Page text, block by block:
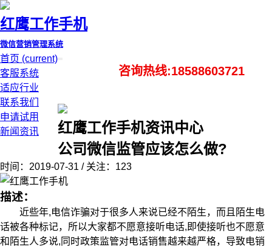
红鹰工作手机
微信营销管理系统
首页 (current)
客服系统
适应行业
联系我们
申请试用
新闻资讯
咨询热线:18588603721
红鹰工作手机资讯中心
公司微信监管应该怎么做?
时间：2019-07-31 / 关注：123
描述：
近些年,电信诈骗对于很多人来说已经不陌生，而且陌生电
话被各种标记，所以大家都不愿意接听电话,即使接听也不愿意
和陌生人多说,同时政策监管对电话销售越来越严格，导致电销